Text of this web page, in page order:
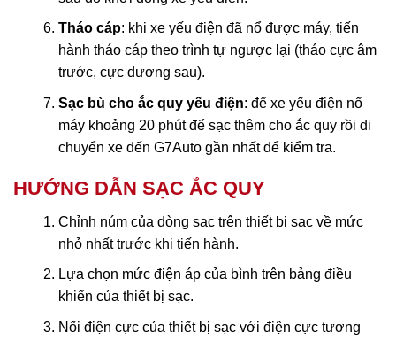
Tháo cáp: khi xe yếu điện đã nổ được máy, tiến
hành tháo cáp theo trình tự ngược lại (tháo cực âm
trước, cực dương sau).
Sạc bù cho ắc quy yếu điện: để xe yếu điện nổ
máy khoảng 20 phút để sạc thêm cho ắc quy rồi di
chuyển xe đến G7Auto gần nhất để kiểm tra.
HƯỚNG DẪN SẠC ẮC QUY
Chỉnh núm của dòng sạc trên thiết bị sạc về mức
nhỏ nhất trước khi tiến hành.
Lựa chọn mức điện áp của bình trên bảng điều
khiển của thiết bị sạc.
Nối điện cực của thiết bị sạc với điện cực tương